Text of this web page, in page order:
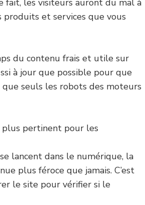
fait, les visiteurs auront du mal à
et services que vous
du contenu frais et utile sur
à jour que possible pour que
seuls les robots des moteurs
plus pertinent pour les
lancent dans le numérique, la
plus féroce que jamais. C’est
le site pour vérifier si le